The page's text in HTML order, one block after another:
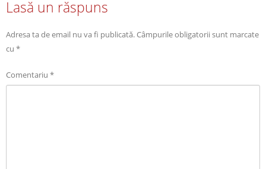
Lasă un răspuns
Adresa ta de email nu va fi publicată.Câmpurile obligatorii sunt marcate
cu *
Comentariu *